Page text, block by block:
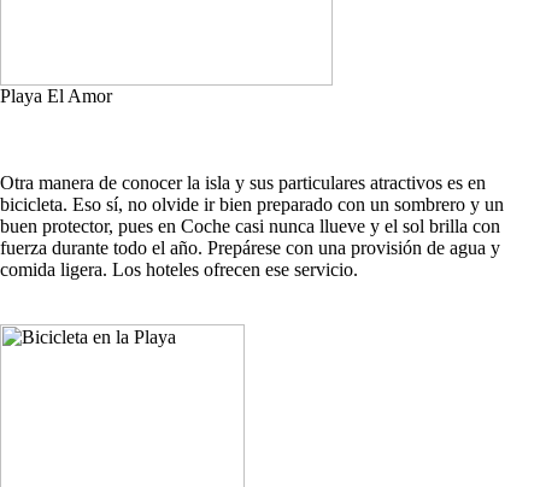
Playa El Amor
Otra manera de conocer la isla y sus particulares atractivos es en
bicicleta. Eso sí, no olvide ir bien preparado con un sombrero y un
buen protector, pues en Coche casi nunca llueve y el sol brilla con
fuerza durante todo el año. Prepárese con una provisión de agua y
comida ligera. Los hoteles ofrecen ese servicio.